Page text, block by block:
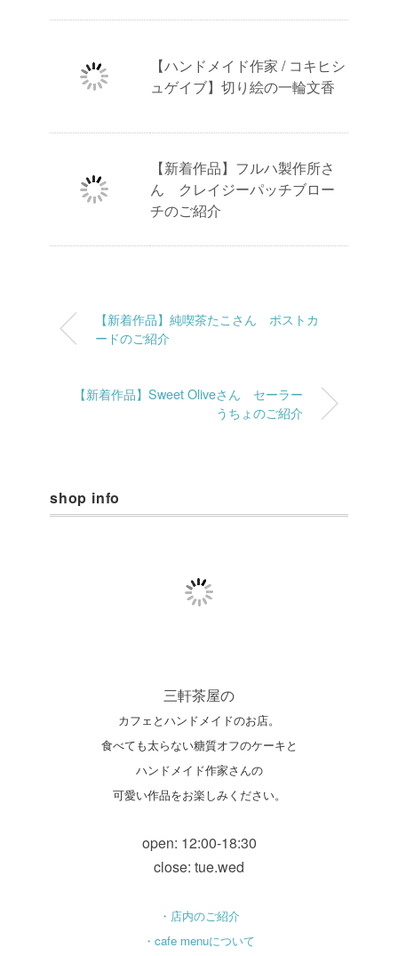
【ハンドメイド作家 / コキヒシ
ュゲイブ】切り絵の一輪文香
【新着作品】フルハ製作所さ
ん クレイジーパッチブロー
チのご紹介
【新着作品】純喫茶たこさん ポストカ
ードのご紹介
【新着作品】Sweet Oliveさん セーラー
うちょのご紹介
shop info
三軒茶屋の
カフェとハンドメイドのお店。
食べても太らない糖質オフのケーキと
ハンドメイド作家さんの
可愛い作品をお楽しみください。
open: 12:00-18:30
close: tue.wed
・店内のご紹介
・cafe menuについて